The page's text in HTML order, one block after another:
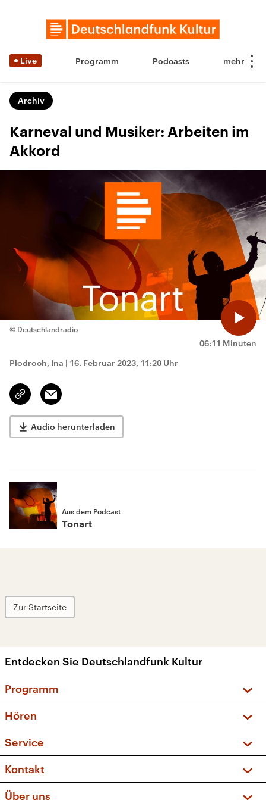
Live Programm Podcasts
Archiv
Karneval und Musiker: Arbeiten im
Akkord
06:11 Minuten
© Deutschlandradio
Plodroch, Ina | 16. Februar 2023, 11:20 Uhr
Link
kopieren/teilen
Email
Audio herunterladen
Aus dem Podcast
Tonart
Zur Startseite
Entdecken Sie Deutschlandfunk Kultur
Programm
Sendungen und Podcasts
Musikliste
Kakadu – Das Kinderprogramm
Hören
Frequenzen (UKW + DAB+)
Service
FAQ
Apps
Kontakt
Über uns